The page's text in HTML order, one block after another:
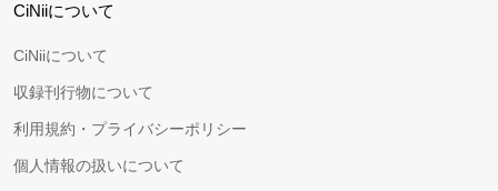
CiNiiについて
CiNiiについて
収録刊行物について
利用規約・プライバシーポリシー
個人情報の扱いについて